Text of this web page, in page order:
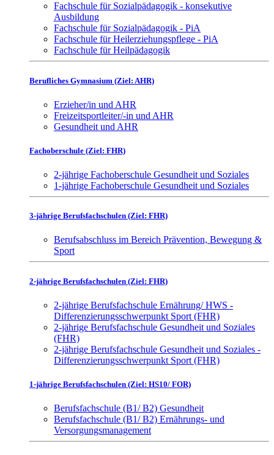
Fachschule für Sozialpädagogik - konsekutive
Ausbildung
Fachschule für Sozialpädagogik - PiA
Fachschule für Heilerziehungspflege - PiA
Fachschule für Heilpädagogik
Berufliches Gymnasium (Ziel: AHR)
Erzieher/in und AHR
Freizeitsportleiter/-in und AHR
Gesundheit und AHR
Fachoberschule (Ziel: FHR)
2-jährige Fachoberschule Gesundheit und Soziales
1-jährige Fachoberschule Gesundheit und Soziales
3-jährige Berufsfachschulen (Ziel: FHR)
Berufsabschluss im Bereich Prävention, Bewegung &
Sport
2-jährige Berufsfachschulen (Ziel: FHR)
2-jährige Berufsfachschule Ernährung/ HWS -
Differenzierungsschwerpunkt Sport (FHR)
2-jährige Berufsfachschule Gesundheit und Soziales
(FHR)
2-jährige Berufsfachschule Gesundheit und Soziales -
Differenzierungsschwerpunkt Sport (FHR)
1-jährige Berufsfachschulen (Ziel: HS10/ FOR)
Berufsfachschule (B1/ B2) Gesundheit
Berufsfachschule (B1/ B2) Ernährungs- und
Versorgungsmanagement